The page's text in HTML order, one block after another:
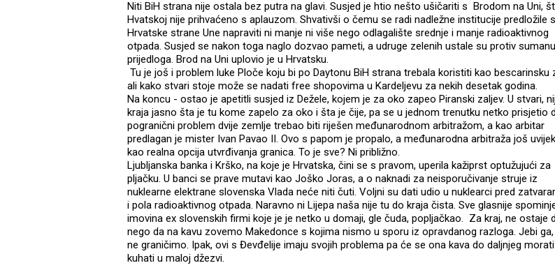
Niti BiH strana nije ostala bez putra na glavi. Susjed je htio nešto ušičariti s Brodom na Uni,
Hvatskoj nije prihvaćeno s aplauzom. Shvativši o čemu se radi nadležne institucije predložile
Hrvatske strane Une napraviti ni manje ni više nego odlagalište srednje i manje radioaktivnog
otpada. Susjed se nakon toga naglo dozvao pameti, a udruge zelenih ustale su protiv
prijedloga. Brod na Uni uplovio je u Hrvatsku.
Tu je još i problem luke Ploče koju bi po Daytonu BiH strana trebala koristiti kao bescarinsku
ali kako stvari stoje može se nadati free shopovima u Kardeljevu za nekih desetak godina.
Na koncu - ostao je apetitli susjed iz Dežele, kojem je za oko zapeo Piranski zaljev. U stvari,
kraja jasno šta je tu kome zapelo za oko i šta je čije, pa se u jednom trenutku netko prisjetio
pogranični problem dvije zemlje trebao biti riješen međunarodnom arbitražom, a kao arbitar
predlagan je mister Ivan Pavao II. Ovo s papom je propalo, a međunarodna arbitraža još
kao realna opcija utvrđivanja granica. To je sve? Ni približno.
Ljubljanska banka i Krško, na koje je Hrvatska, čini se s pravom, uperila kažiprst optužujući za
pljačku. U banci se prave mutavi kao Joško Joras, a o naknadi za neisporučivanje struje iz
nuklearne elektrane slovenska Vlada neće niti čuti. Voljni su dati udio u nuklearci pred
i pola radioaktivnog otpada. Naravno ni Lijepa naša nije tu do kraja čista. Sve glasnije
imovina ex slovenskih firmi koje je je netko u domaji, gle čuda, popljačkao. Za kraj, ne ostaje
nego da na kavu zovemo Makedonce s kojima nismo u sporu iz opravdanog razloga. Jebi ga,
ne graničimo. Ipak, ovi s Đevđelije imaju svojih problema pa će se ona kava do daljnjeg morati
kuhati u maloj džezvi.